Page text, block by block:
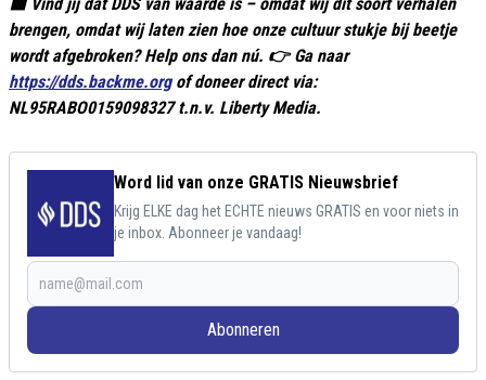
brengen, omdat wij laten zien hoe onze cultuur stukje bij beetje
wordt afgebroken? Help ons dan nú. 👉 Ga naar
https://dds.backme.orgof doneer direct via:
NL95RABO0159098327 t.n.v. Liberty Media.
Word lid van onze GRATIS Nieuwsbrief
Krijg ELKE dag het ECHTE nieuws GRATIS en voor niets in
je inbox. Abonneer je vandaag!
Abonneren